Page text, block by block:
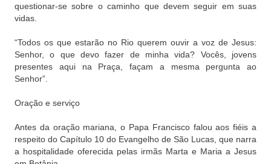
questionar-se sobre o caminho que devem seguir em suas
vidas.
“Todos os que estarão no Rio querem ouvir a voz de Jesus:
Senhor, o que devo fazer de minha vida? Vocês, jovens
presentes aqui na Praça, façam a mesma pergunta ao
Senhor”.
Oração e serviço
Antes da oração mariana, o Papa Francisco falou aos fiéis a
respeito do Capítulo 10 do Evangelho de São Lucas, que narra
a hospitalidade oferecida pelas irmãs Marta e Maria a Jesus